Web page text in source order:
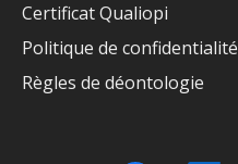
Certificat Qualiopi
Politique de confidentialité
Règles de déontologie